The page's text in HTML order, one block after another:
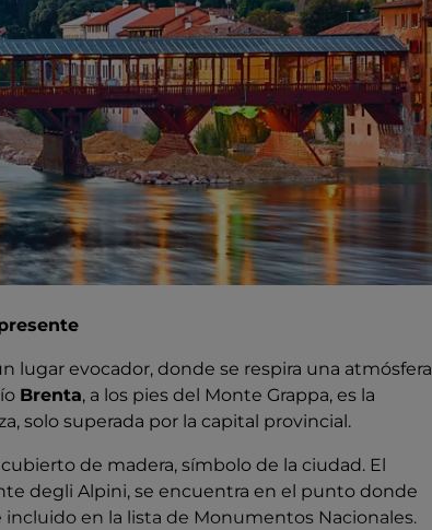
lugar evocador, donde se respira una atmósfera
Brenta, a los pies del Monte Grappa, es la
solo superada por la capital provincial.
de madera, símbolo de la ciudad. El
degli Alpini, se encuentra en el punto donde
incluido en la lista de Monumentos Nacionales.